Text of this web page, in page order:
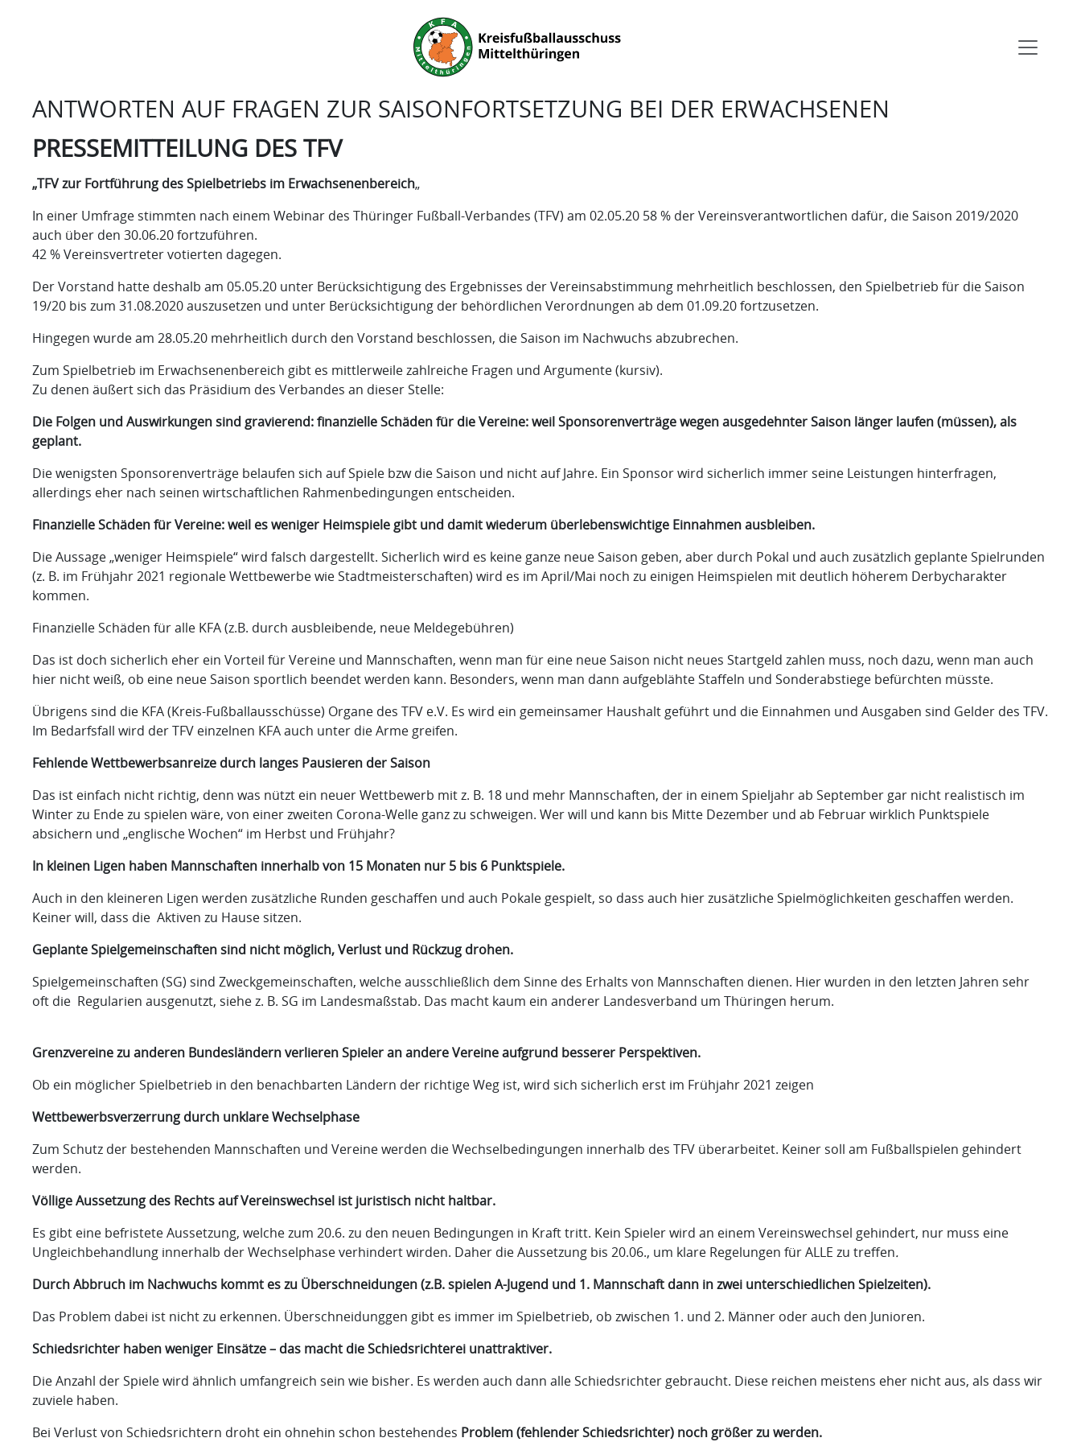
ANTWORTEN AUF FRAGEN ZUR SAISONFORTSETZUNG BEI DER ERWACHSENEN
PRESSEMITTEILUNG DES TFV
„TFV zur Fortführung des Spielbetriebs im Erwachsenenbereich„
In einer Umfrage stimmten nach einem Webinar des Thüringer Fußball-Verbandes (TFV) am 02.05.20 58 % der Vereinsverantwortlichen dafür, die Saison 2019/2020
auch über den 30.06.20 fortzuführen.
42 % Vereinsvertreter votierten dagegen.
Der Vorstand hatte deshalb am 05.05.20 unter Berücksichtigung des Ergebnisses der Vereinsabstimmung mehrheitlich beschlossen, den Spielbetrieb für die Saison
19/20 bis zum 31.08.2020 auszusetzen und unter Berücksichtigung der behördlichen Verordnungen ab dem 01.09.20 fortzusetzen.
Hingegen wurde am 28.05.20 mehrheitlich durch den Vorstand beschlossen, die Saison im Nachwuchs abzubrechen.
Zum Spielbetrieb im Erwachsenenbereich gibt es mittlerweile zahlreiche Fragen und Argumente (kursiv).
Zu denen äußert sich das Präsidium des Verbandes an dieser Stelle:
Die Folgen und Auswirkungen sind gravierend: finanzielle Schäden für die Vereine: weil Sponsorenverträge wegen ausgedehnter Saison länger laufen (müssen), als
geplant.
Die wenigsten Sponsorenverträge belaufen sich auf Spiele bzw die Saison und nicht auf Jahre. Ein Sponsor wird sicherlich immer seine Leistungen hinterfragen,
allerdings eher nach seinen wirtschaftlichen Rahmenbedingungen entscheiden.
Finanzielle Schäden für Vereine: weil es weniger Heimspiele gibt und damit wiederum überlebenswichtige Einnahmen ausbleiben.
Die Aussage „weniger Heimspiele“ wird falsch dargestellt. Sicherlich wird es keine ganze neue Saison geben, aber durch Pokal und auch zusätzlich geplante Spielrunden
(z. B. im Frühjahr 2021 regionale Wettbewerbe wie Stadtmeisterschaften) wird es im April/Mai noch zu einigen Heimspielen mit deutlich höherem Derbycharakter
kommen.
Finanzielle Schäden für alle KFA (z.B. durch ausbleibende, neue Meldegebühren)
Das ist doch sicherlich eher ein Vorteil für Vereine und Mannschaften, wenn man für eine neue Saison nicht neues Startgeld zahlen muss, noch dazu, wenn man auch
hier nicht weiß, ob eine neue Saison sportlich beendet werden kann. Besonders, wenn man dann aufgeblähte Staffeln und Sonderabstiege befürchten müsste.
Übrigens sind die KFA (Kreis-Fußballausschüsse) Organe des TFV e.V. Es wird ein gemeinsamer Haushalt geführt und die Einnahmen und Ausgaben sind Gelder des TFV.
Im Bedarfsfall wird der TFV einzelnen KFA auch unter die Arme greifen.
Fehlende Wettbewerbsanreize durch langes Pausieren der Saison
Das ist einfach nicht richtig, denn was nützt ein neuer Wettbewerb mit z. B. 18 und mehr Mannschaften, der in einem Spieljahr ab September gar nicht realistisch im
Winter zu Ende zu spielen wäre, von einer zweiten Corona-Welle ganz zu schweigen. Wer will und kann bis Mitte Dezember und ab Februar wirklich Punktspiele
absichern und „englische Wochen“ im Herbst und Frühjahr?
In kleinen Ligen haben Mannschaften innerhalb von 15 Monaten nur 5 bis 6 Punktspiele.
Auch in den kleineren Ligen werden zusätzliche Runden geschaffen und auch Pokale gespielt, so dass auch hier zusätzliche Spielmöglichkeiten geschaffen werden.
Keiner will, dass die Aktiven zu Hause sitzen.
Geplante Spielgemeinschaften sind nicht möglich, Verlust und Rückzug drohen.
Spielgemeinschaften (SG) sind Zweckgemeinschaften, welche ausschließlich dem Sinne des Erhalts von Mannschaften dienen. Hier wurden in den letzten Jahren sehr
oft die Regularien ausgenutzt, siehe z. B. SG im Landesmaßstab. Das macht kaum ein anderer Landesverband um Thüringen herum.
Grenzvereine zu anderen Bundesländern verlieren Spieler an andere Vereine aufgrund besserer Perspektiven.
Ob ein möglicher Spielbetrieb in den benachbarten Ländern der richtige Weg ist, wird sich sicherlich erst im Frühjahr 2021 zeigen
Wettbewerbsverzerrung durch unklare Wechselphase
Zum Schutz der bestehenden Mannschaften und Vereine werden die Wechselbedingungen innerhalb des TFV überarbeitet. Keiner soll am Fußballspielen gehindert
werden.
Völlige Aussetzung des Rechts auf Vereinswechsel ist juristisch nicht haltbar.
Es gibt eine befristete Aussetzung, welche zum 20.6. zu den neuen Bedingungen in Kraft tritt. Kein Spieler wird an einem Vereinswechsel gehindert, nur muss eine
Ungleichbehandlung innerhalb der Wechselphase verhindert wirden. Daher die Aussetzung bis 20.06., um klare Regelungen für ALLE zu treffen.
Durch Abbruch im Nachwuchs kommt es zu Überschneidungen (z.B. spielen A-Jugend und 1. Mannschaft dann in zwei unterschiedlichen Spielzeiten).
Das Problem dabei ist nicht zu erkennen. Überschneidunggen gibt es immer im Spielbetrieb, ob zwischen 1. und 2. Männer oder auch den Junioren.
Schiedsrichter haben weniger Einsätze – das macht die Schiedsrichterei unattraktiver.
Die Anzahl der Spiele wird ähnlich umfangreich sein wie bisher. Es werden auch dann alle Schiedsrichter gebraucht. Diese reichen meistens eher nicht aus, als dass wir
zuviele haben.
Bei Verlust von Schiedsrichtern droht ein ohnehin schon bestehendes Problem (fehlender Schiedsrichter) noch größer zu werden.